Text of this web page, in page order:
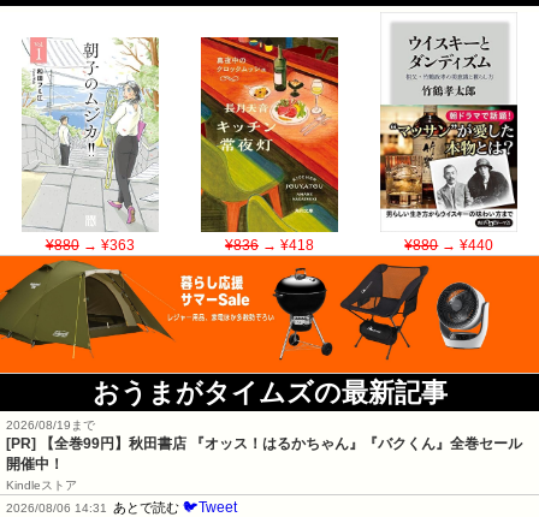
¥880→ ¥363 ¥836→ ¥418 ¥880→ ¥440
おうまがタイムズの最新記事
2026/08/19まで
[PR]
【全巻99円】秋田書店 『オッス！はるかちゃん』『バクくん』全巻セール
開催中！
Kindleストア
2026/08/06 14:31
あとで読む 🐦Tweet